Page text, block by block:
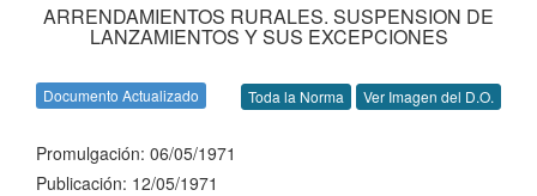
ARRENDAMIENTOS RURALES. SUSPENSION DE
LANZAMIENTOS Y SUS EXCEPCIONES
Documento Actualizado Toda la Norma Ver Imagen del D.O.
Promulgación: 06/05/1971
Publicación: 12/05/1971